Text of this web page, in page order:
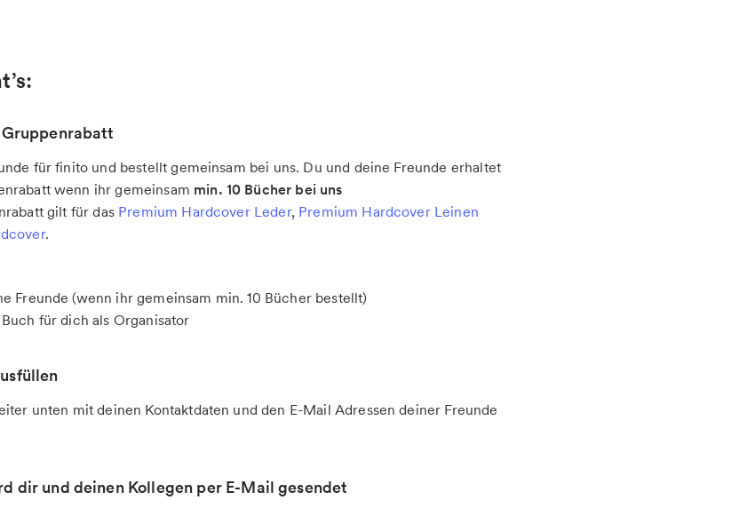
für finito und bestellt gemeinsam bei uns. Du und deine Freunde erhaltet
wenn ihr gemeinsam min. 10 Bücher bei uns
gilt für das Premium Hardcover Leder, Premium Hardcover Leinen
.
Freunde (wenn ihr gemeinsam min. 10 Bücher bestellt)
für dich als Organisator
unten mit deinen Kontaktdaten und den E-Mail Adressen deiner Freunde
dir und deinen Kollegen per E-Mail gesendet